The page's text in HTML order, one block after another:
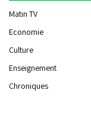
Matin TV
Economie
Culture
Enseignement
Chroniques